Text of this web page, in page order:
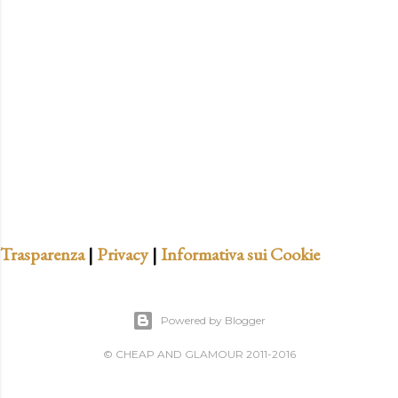
o
Trasparenza| Privacy| Informativa sui Cookie
Powered by Blogger
© CHEAP AND GLAMOUR 2011-2016